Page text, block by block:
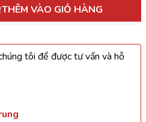
THÊM VÀO GIỎ HÀNG
tôi để được tư vấn và hỗ